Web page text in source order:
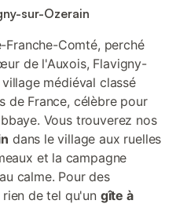
sur-Ozerain
Franche-Comté, perché
de l'Auxois, Flavigny-
médiéval classé
de France, célèbre pour
Vous trouverez nos
dans le village aux ruelles
et la campagne
calme. Pour des
de tel qu'un gîte à